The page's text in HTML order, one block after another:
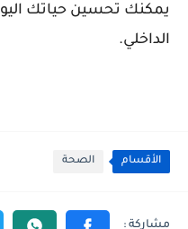
يمكنك تحسين حياتك
الداخلي.
الأقسام الصحة